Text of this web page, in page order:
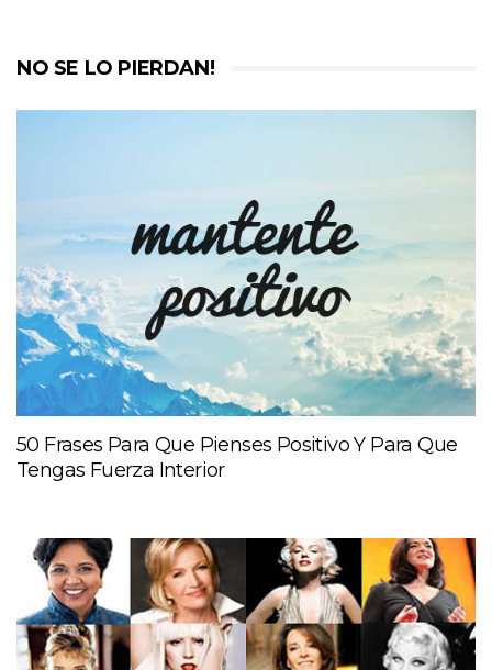
NO SE LO PIERDAN!
50 Frases Para Que Pienses Positivo Y Para Que
Tengas Fuerza Interior